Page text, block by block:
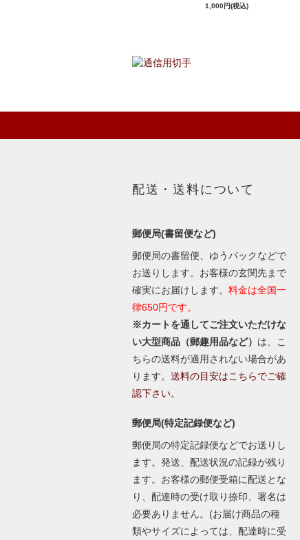
1,000円(税込)
配送・送料について
郵便局(書留便など)
郵便局の書留便、ゆうパックなどで
お送りします。お客様の玄関先まで
確実にお届けします。 料金は全国一
律650円です。
※カートを通してご注文いただけな
い大型商品（郵趣用品など） は、こ
ちらの送料が適用されない場合があ
ります。 送料の目安はこちらでご確
認下さい。
郵便局(特定記録便など)
郵便局の特定記録便などでお送りし
ます。発送、配送状況の記録が残り
ます。お客様の郵便受箱に配送とな
り、配達時の受け取り捺印、署名は
必要ありません。(お届け商品の種
類やサイズによっては、配達時に受